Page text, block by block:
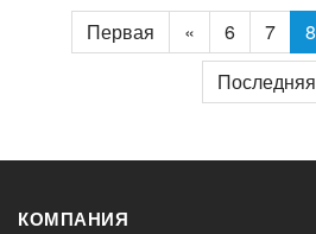
Первая « 6 7 8
Последняя
КОМПАНИЯ